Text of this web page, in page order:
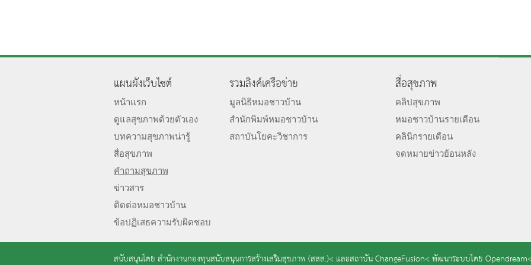
แผนผังเว็บไซต์
หน้าแรก
ดูแลสุขภาพด้วยตัวเอง
บทความสุขภาพน่ารู้
สื่อสุขภาพ
คำถามสุขภาพ
ข่าวสาร
ติดต่อหมอชาวบ้าน
ข้อปฏิเสธความรับผิดชอบ
รวมลิงค์เครือข่าย
มูลนิธิหมอชาวบ้าน
สำนักพิมพ์หมอชาวบ้าน
สถาบันโยคะวิชาการ
สื่อสุขภาพ
คลิปสุขภาพ
หมอชาวบ้านรายเดือน
คลินิกรายเดือน
จดหมายข่าวย้อนหลัง
สนับสนุนโดย สำนักงานกองทุนสนับสนุนการสร้างเสริมสุขภาพ (สสส.)< และสถาบัน ChangeFusion<พัฒนาระบบโดย